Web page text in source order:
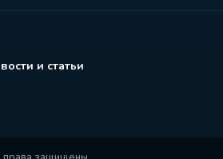
и статьи